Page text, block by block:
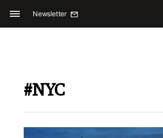
Newsletter
#NYC